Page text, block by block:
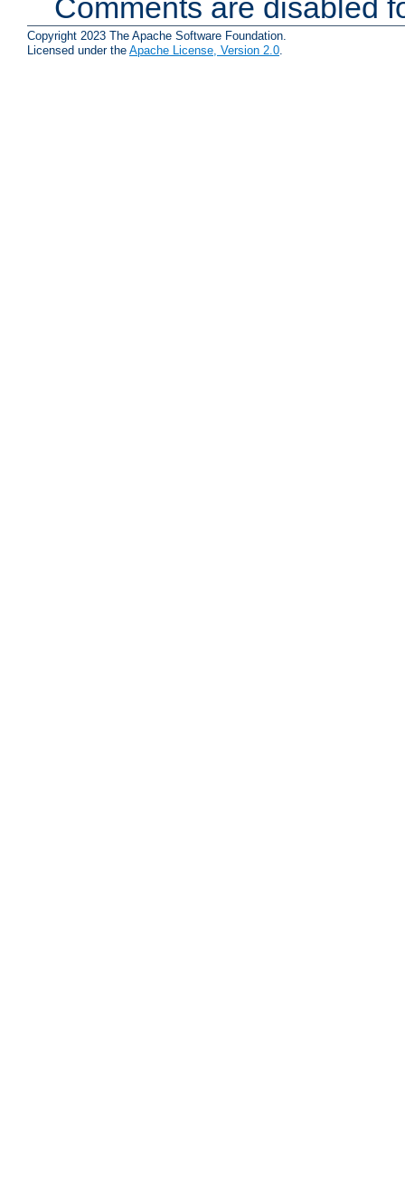
Comments are disabled
Copyright 2023 The Apache Software Foundation.
Licensed under the Apache License, Version 2.0